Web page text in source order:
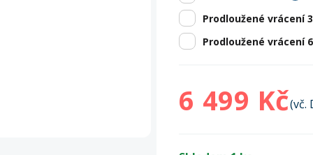
Prodloužené vrácení
Prodloužené vrácení
6 499 Kč(vč.